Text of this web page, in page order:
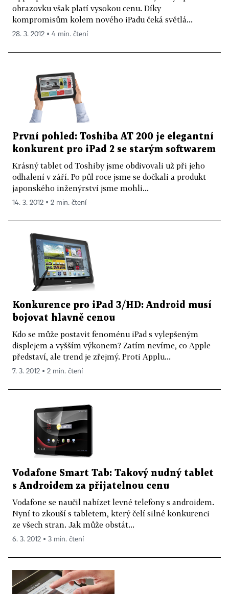
obrazovku však platí vysokou cenu. Díky
kompromisům kolem nového iPadu čeká světlá...
28. 3. 2012 ▪ 4 min. čtení
První pohled: Toshiba AT 200 je elegantní
konkurent pro iPad 2 se starým softwarem
Krásný tablet od Toshiby jsme obdivovali už při jeho
odhalení v září. Po půl roce jsme se dočkali a produkt
japonského inženýrství jsme mohli...
14. 3. 2012 ▪ 2 min. čtení
Konkurence pro iPad 3/HD: Android musí
bojovat hlavně cenou
Kdo se může postavit fenoménu iPad s vylepšeným
displejem a vyšším výkonem? Zatím nevíme, co Apple
představí, ale trend je zřejmý. Proti Applu...
7. 3. 2012 ▪ 2 min. čtení
Vodafone Smart Tab: Takový nudný tablet
s Androidem za přijatelnou cenu
Vodafone se naučil nabízet levné telefony s androidem.
Nyní to zkouší s tabletem, který čelí silné konkurenci
ze všech stran. Jak může obstát...
6. 3. 2012 ▪ 3 min. čtení